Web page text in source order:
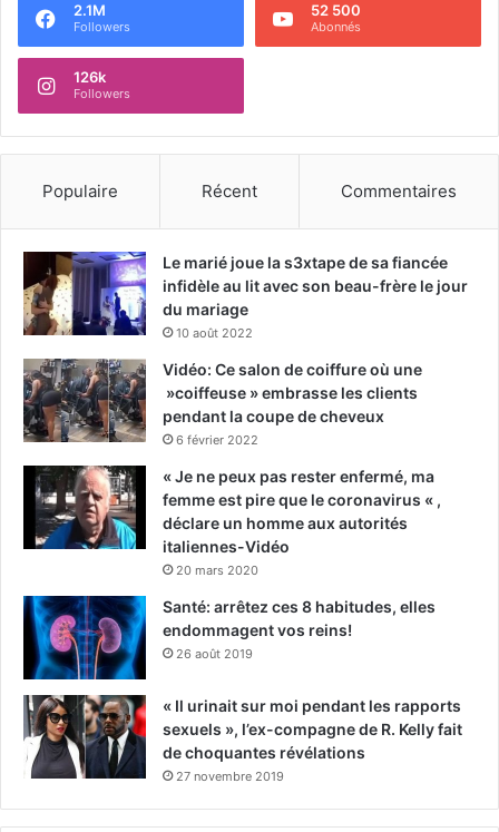
2.1M
Followers
52 500
Abonnés
126k
Followers
Populaire Récent Commentaires
Le marié joue la s3xtape de sa fiancée
infidèle au lit avec son beau-frère le jour
du mariage
10 août 2022
Vidéo: Ce salon de coiffure où une
»coiffeuse » embrasse les clients
pendant la coupe de cheveux
6 février 2022
« Je ne peux pas rester enfermé, ma
femme est pire que le coronavirus « ,
déclare un homme aux autorités
italiennes-Vidéo
20 mars 2020
Santé: arrêtez ces 8 habitudes, elles
endommagent vos reins!
26 août 2019
« Il urinait sur moi pendant les rapports
sexuels », l’ex-compagne de R. Kelly fait
de choquantes révélations
27 novembre 2019